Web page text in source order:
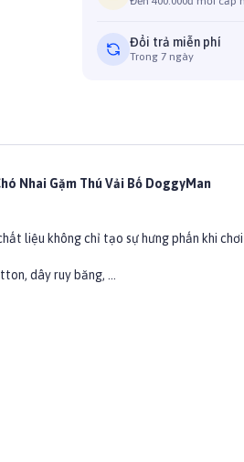
Đổi trả miễn phí
Trong 7 ngày
Nhai Gặm Thú Vải Bố DoggyMan
liệu không chỉ tạo sự hưng phấn khi
dây ruy băng, ...